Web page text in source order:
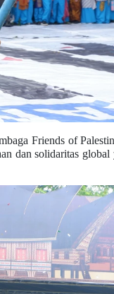
Friends of
dan solidaritas